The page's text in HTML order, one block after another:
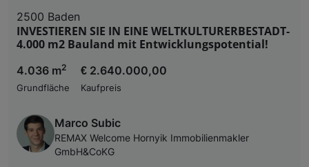
2500 Baden
INVESTIEREN SIE IN EINE WELTKULTURERBESTADT-
4.000 m2 Bauland mit Entwicklungspotential!
4.036 m2
Grundfläche
€ 2.640.000,00
Kaufpreis
Marco Subic
REMAX Welcome Hornyik Immobilienmakler
GmbH&CoKG